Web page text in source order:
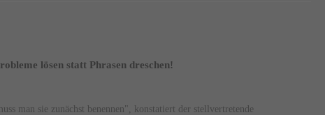
lösen statt Phrasen dreschen!
man sie zunächst benennen", konstatiert der stellvertretende